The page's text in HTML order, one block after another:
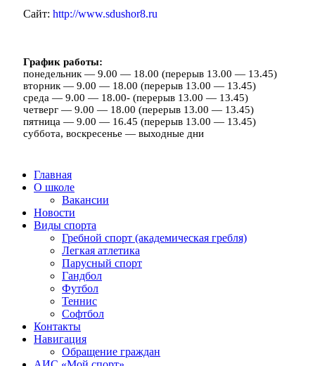
Сайт: http://www.sdushor8.ru
График работы:
понедельник — 9.00 — 18.00 (перерыв 13.00 — 13.45)
вторник — 9.00 — 18.00 (перерыв 13.00 — 13.45)
среда — 9.00 — 18.00- (перерыв 13.00 — 13.45)
четверг — 9.00 — 18.00 (перерыв 13.00 — 13.45)
пятница — 9.00 — 16.45 (перерыв 13.00 — 13.45)
суббота, воскресенье — выходные дни
Главная
О школе
Вакансии
Новости
Виды спорта
Гребной спорт (академическая гребля)
Легкая атлетика
Парусный спорт
Гандбол
Футбол
Теннис
Софтбол
Контакты
Навигация
Обращение граждан